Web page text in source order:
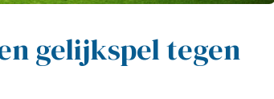
gelijkspel tegen